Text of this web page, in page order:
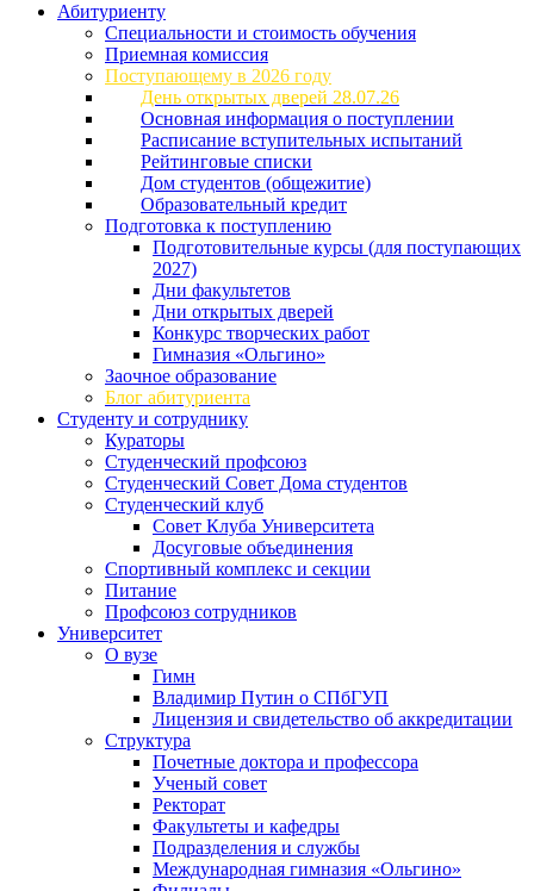
Абитуриенту
Специальности и стоимость обучения
Приемная комиссия
Поступающему в 2026 году
День открытых дверей 28.07.26
Основная информация о поступлении
Расписание вступительных испытаний
Рейтинговые списки
Дом студентов (общежитие)
Образовательный кредит
Подготовка к поступлению
Подготовительные курсы (для поступающих
2027)
Дни факультетов
Дни открытых дверей
Конкурс творческих работ
Гимназия «Ольгино»
Заочное образование
Блог абитуриента
Студенту и сотруднику
Кураторы
Студенческий профсоюз
Студенческий Совет Дома студентов
Студенческий клуб
Совет Клуба Университета
Досуговые объединения
Спортивный комплекс и секции
Питание
Профсоюз сотрудников
Университет
О вузе
Гимн
Владимир Путин о СПбГУП
Лицензия и свидетельство об аккредитации
Структура
Почетные доктора и профессора
Ученый совет
Ректорат
Факультеты и кафедры
Подразделения и службы
Международная гимназия «Ольгино»